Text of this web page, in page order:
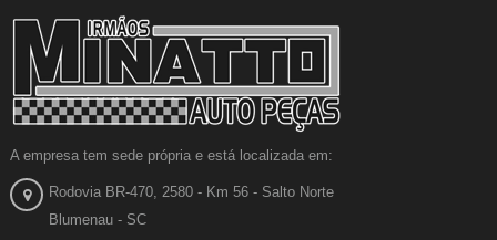
A empresa tem sede própria e está localizada em:
Rodovia BR-470, 2580 - Km 56 - Salto Norte
Blumenau - SC